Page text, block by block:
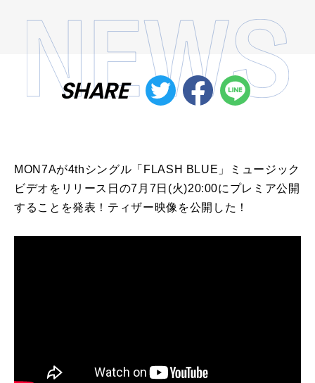
SHARE
MON7Aが4thシングル「FLASH BLUE」ミュージック
ビデオをリリース日の7月7日(火)20:00にプレミア公開
することを発表！ティザー映像を公開した！